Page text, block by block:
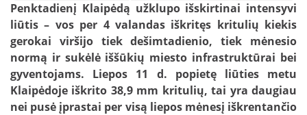
Penktadienį Klaipėdą užklupo išskirtinai intensyvi
liūtis – vos per 4 valandas iškritęs kritulių kiekis
gerokai viršijo tiek dešimtadienio, tiek mėnesio
normą ir sukėlė iššūkių miesto infrastruktūrai bei
gyventojams. Liepos 11 d. popietę liūties metu
Klaipėdoje iškrito 38,9 mm kritulių, tai yra daugiau
nei pusė įprastai per visą liepos mėnesį iškrentančio